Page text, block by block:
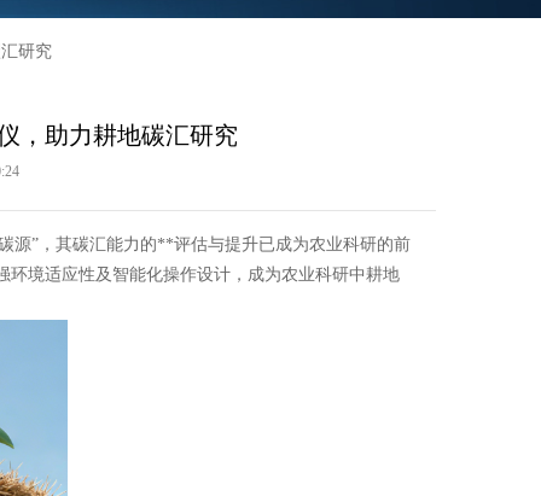
研究
，助力耕地碳汇研究
”，其碳汇能力的**评估与提升已成为农业科研的前
环境适应性及智能化操作设计，成为农业科研中耕地